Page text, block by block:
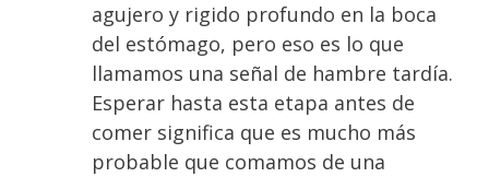
agujero y rigido profundo en la boca
del estómago, pero eso es lo que
llamamos una señal de hambre tardía.
Esperar hasta esta etapa antes de
comer significa que es mucho más
probable que comamos de una